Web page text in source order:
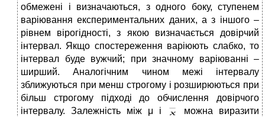
обмежені і визначаються, з одного боку, ступенем
варіювання експериментальних даних, а з іншого –
рівнем вірогідності, з якою визначається довірчий
інтервал. Якщо спостереження варіюють слабко, то
інтервал буде вужчий; при значному варіюванні –
ширший. Аналогічним чином межі інтервалу
зближуються при менш строгому і розширюються при
більш строгому підході до обчислення довірчого
інтервалу. Залежність між μ і
можна виразити